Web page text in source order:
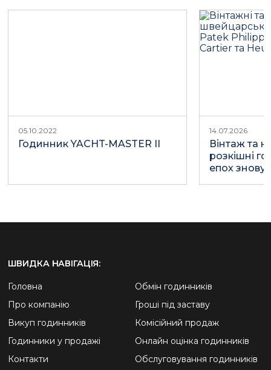
05.10.2022
Годинник YACHT-MASTER II
14.07.2026
Вінтаж та
розкішні
епох знову
ШВИДКА НАВІГАЦІЯ:
Головна
Про компанію
Викуп годинників
Годинники у продажі
Контакти
Обмін годинників
Гроші під заставу
Комісійний продаж
Онлайн оцінка годинників
Обслуговування годинників